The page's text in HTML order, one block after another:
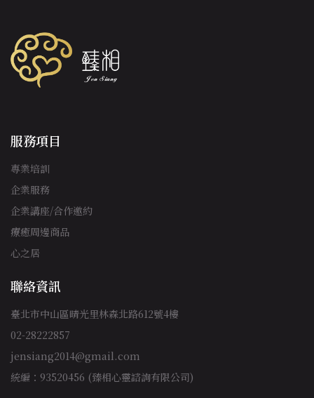
服務項目
專業培訓
企業服務
企業講座/合作邀約
療癒周邊商品
心之居
聯絡資訊
臺北市中山區晴光里林森北路612號4樓
02-28222857
jensiang2014@gmail.com
統編：93520456 (臻相心靈諮詢有限公司)